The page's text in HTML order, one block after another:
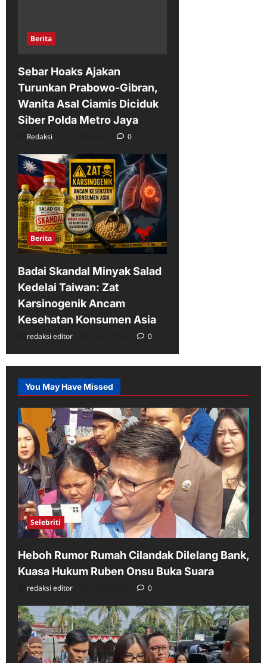
Berita
Sebar Hoaks Ajakan
Turunkan Prabowo-Gibran,
Wanita Asal Ciamis Diciduk
Siber Polda Metro Jaya
Redaksi 0
Berita
Badai Skandal Minyak Salad
Kedelai Taiwan: Zat
Karsinogenik Ancam
Kesehatan Konsumen Asia
redaksi editor 0
You May Have Missed
Selebriti
Heboh Rumor Rumah Cilandak Dilelang Bank,
Kuasa Hukum Ruben Onsu Buka Suara
redaksi editor 0